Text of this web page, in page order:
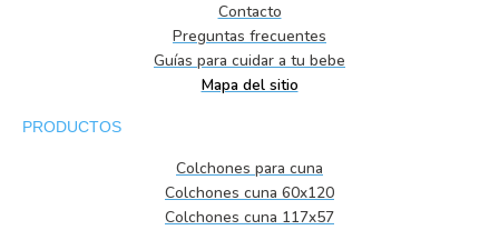
Contacto
Preguntas frecuentes
Guías para cuidar a tu bebe
Mapa del sitio
PRODUCTOS
Colchones para cuna
Colchones cuna 60x120
Colchones cuna 117x57